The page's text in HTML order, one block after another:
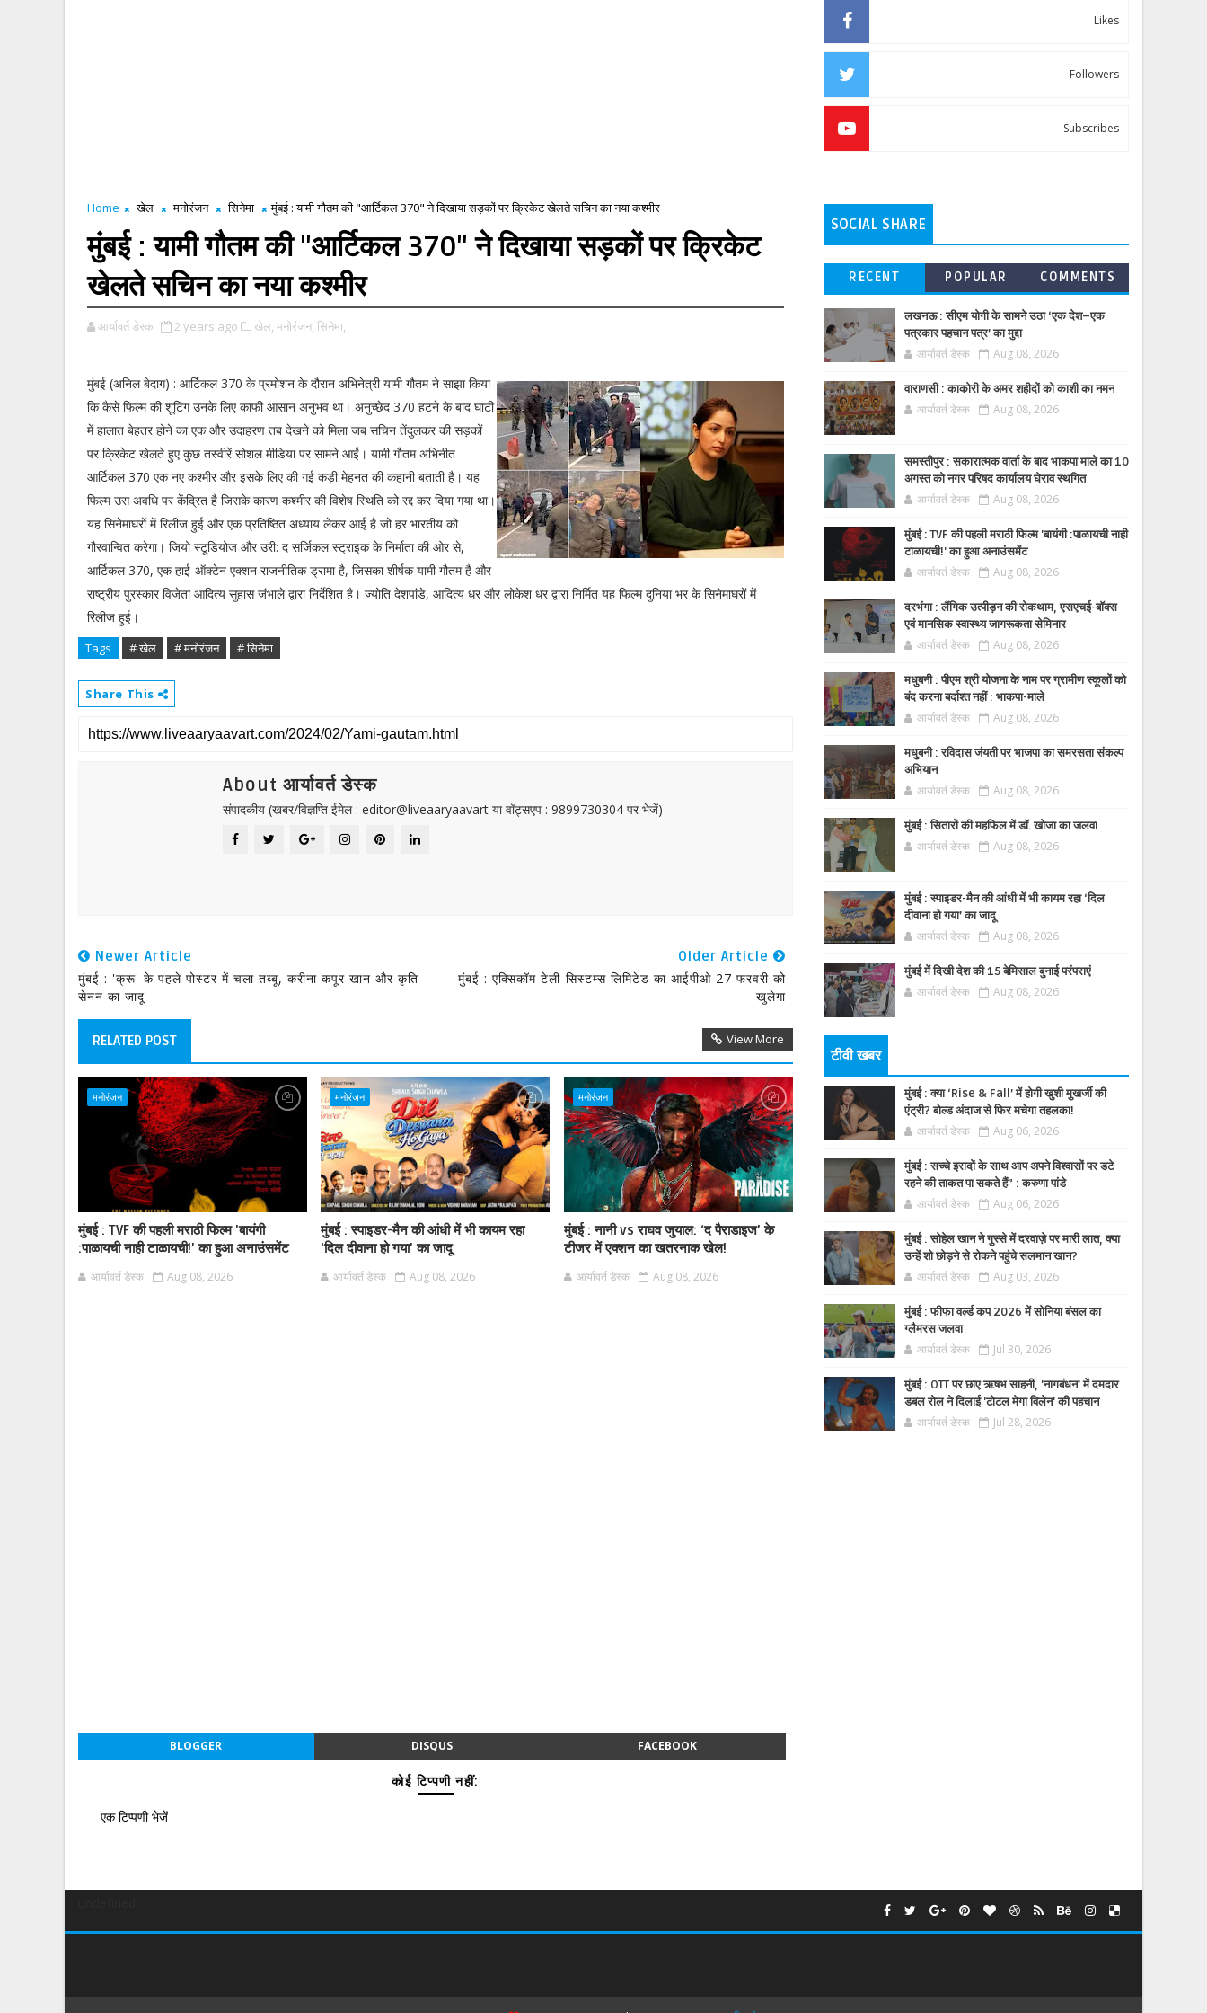
Home खेल मनोरंजन सिनेमा मुंबई : यामी गौतम की "आर्टिकल 370" ने दिखाया सड़कों पर क्रिकेट खेलते सचिन का नया कश्मीर
मुंबई : यामी गौतम की "आर्टिकल 370" ने दिखाया सड़कों पर क्रिकेट
खेलते सचिन का नया कश्मीर
आर्यावर्त डेस्क 2 years ago खेल, मनोरंजन, सिनेमा,
मुंबई (अनिल बेदाग) : आर्टिकल 370 के प्रमोशन के दौरान अभिनेत्री यामी गौतम ने साझा किया
कि कैसे फिल्म की शूटिंग उनके लिए काफी आसान अनुभव था। अनुच्छेद 370 हटने के बाद घाटी
में हालात बेहतर होने का एक और उदाहरण तब देखने को मिला जब सचिन तेंदुलकर की सड़कों
पर क्रिकेट खेलते हुए कुछ तस्वीरें सोशल मीडिया पर सामने आईं। यामी गौतम अभिनीत
आर्टिकल 370 एक नए कश्मीर और इसके लिए की गई कड़ी मेहनत की कहानी बताती है। यह
फिल्म उस अवधि पर केंद्रित है जिसके कारण कश्मीर की विशेष स्थिति को रद्द कर दिया गया था।
यह सिनेमाघरों में रिलीज हुई और एक प्रतिष्ठित अध्याय लेकर आई है जो हर भारतीय को
गौरवान्वित करेगा। जियो स्टूडियोज और उरी: द सर्जिकल स्ट्राइक के निर्माता की ओर से,
आर्टिकल 370, एक हाई-ऑक्टेन एक्शन राजनीतिक ड्रामा है, जिसका शीर्षक यामी गौतम है और
राष्ट्रीय पुरस्कार विजेता आदित्य सुहास जंभाले द्वारा निर्देशित है। ज्योति देशपांडे, आदित्य धर और लोकेश धर द्वारा निर्मित यह फिल्म दुनिया भर के सिनेमाघरों में
रिलीज हुई।
Tags # खेल # मनोरंजन # सिनेमा
Share This
About आर्यावर्त डेस्क
संपादकीय (खबर/विज्ञप्ति ईमेल : editor@liveaaryaavart या वॉट्सएप : 9899730304 पर भेजें)
Newer Article
मुंबई : 'क्रू' के पहले पोस्टर में चला तब्बू, करीना कपूर खान और कृति
सेनन का जादू
Older Article
मुंबई : एक्सिकॉम टेली-सिस्टम्स लिमिटेड का आईपीओ 27 फरवरी को
खुलेगा
RELATED POST View More
मनोरंजन
मुंबई : TVF की पहली मराठी फिल्म 'बायंगी
:पाळायची नाही टाळायची!' का हुआ अनाउंसमेंट
आर्यावर्त डेस्क Aug 08, 2026
मनोरंजन
मुंबई : स्पाइडर-मैन की आंधी में भी कायम रहा
‘दिल दीवाना हो गया’ का जादू
आर्यावर्त डेस्क Aug 08, 2026
मनोरंजन
मुंबई : नानी vs राघव जुयाल: ‘द पैराडाइज’ के
टीजर में एक्शन का खतरनाक खेल!
आर्यावर्त डेस्क Aug 08, 2026
BLOGGER DISQUS FACEBOOK
कोई टिप्पणी नहीं:
एक टिप्पणी भेजें
Likes
Followers
Subscribes
SOCIAL SHARE
RECENT POPULAR COMMENTS
लखनऊ : सीएम योगी के सामने उठा ‘एक देश–एक
पत्रकार पहचान पत्र’ का मुद्दा
आर्यावर्त डेस्क Aug 08, 2026
वाराणसी : काकोरी के अमर शहीदों को काशी का नमन
आर्यावर्त डेस्क Aug 08, 2026
समस्तीपुर : सकारात्मक वार्ता के बाद भाकपा माले का 10
अगस्त को नगर परिषद कार्यालय घेराव स्थगित
आर्यावर्त डेस्क Aug 08, 2026
मुंबई : TVF की पहली मराठी फिल्म 'बायंगी :पाळायची नाही
टाळायची!' का हुआ अनाउंसमेंट
आर्यावर्त डेस्क Aug 08, 2026
दरभंगा : लैंगिक उत्पीड़न की रोकथाम, एसएचई-बॉक्स
एवं मानसिक स्वास्थ्य जागरूकता सेमिनार
आर्यावर्त डेस्क Aug 08, 2026
मधुबनी : पीएम श्री योजना के नाम पर ग्रामीण स्कूलों को
बंद करना बर्दाश्त नहीं : भाकपा-माले
आर्यावर्त डेस्क Aug 08, 2026
मधुबनी : रविदास जंयती पर भाजपा का समरसता संकल्प
अभियान
आर्यावर्त डेस्क Aug 08, 2026
मुंबई : सितारों की महफिल में डॉ. खोजा का जलवा
आर्यावर्त डेस्क Aug 08, 2026
मुंबई : स्पाइडर-मैन की आंधी में भी कायम रहा ‘दिल
दीवाना हो गया’ का जादू
आर्यावर्त डेस्क Aug 08, 2026
मुंबई में दिखी देश की 15 बेमिसाल बुनाई परंपराएं
आर्यावर्त डेस्क Aug 08, 2026
टीवी खबर
मुंबई : क्या ‘Rise & Fall’ में होगी खुशी मुखर्जी की
एंट्री? बोल्ड अंदाज से फिर मचेगा तहलका!
आर्यावर्त डेस्क Aug 06, 2026
मुंबई : सच्चे इरादों के साथ आप अपने विश्वासों पर डटे
रहने की ताकत पा सकते हैं” : करुणा पांडे
आर्यावर्त डेस्क Aug 06, 2026
मुंबई : सोहेल खान ने गुस्से में दरवाज़े पर मारी लात, क्या
उन्हें शो छोड़ने से रोकने पहुंचे सलमान खान?
आर्यावर्त डेस्क Aug 03, 2026
मुंबई : फीफा वर्ल्ड कप 2026 में सोनिया बंसल का
ग्लैमरस जलवा
आर्यावर्त डेस्क Jul 30, 2026
मुंबई : OTT पर छाए ऋषभ साहनी, 'नागबंधन' में दमदार
डबल रोल ने दिलाई 'टोटल मेगा विलेन' की पहचान
आर्यावर्त डेस्क Jul 28, 2026